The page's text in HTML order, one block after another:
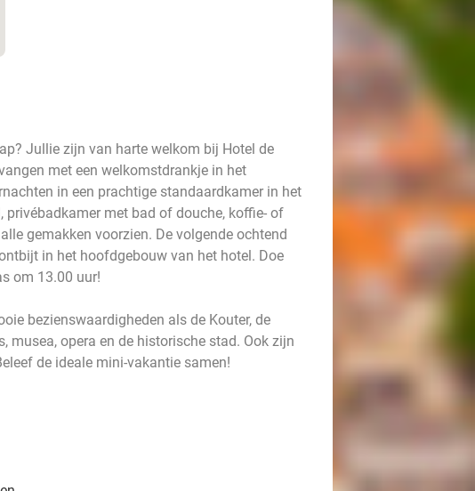
Jullie zijn van harte welkom bij Hotel de
met een welkomstdrankje in het
in een prachtige standaardkamer in het
privébadkamer met bad of douche, koffie- of
gemakken voorzien. De volgende ochtend
in het hoofdgebouw van het hotel. Doe
om 13.00 uur!
bezienswaardigheden als de Kouter, de
musea, opera en de historische stad. Ook zijn
de ideale mini-vakantie samen!